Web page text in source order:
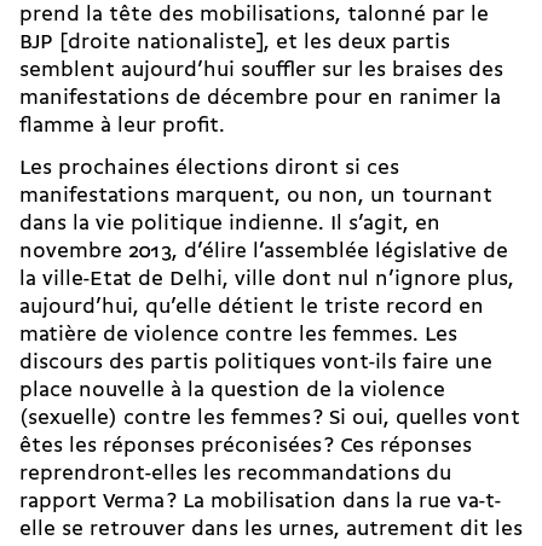
prend la tête des mobilisations, talonné par le
BJP [droite nationaliste], et les deux partis
semblent aujourd’hui souffler sur les braises des
manifestations de décembre pour en ranimer la
flamme à leur profit.
Les prochaines élections diront si ces
manifestations marquent, ou non, un tournant
dans la vie politique indienne. Il s’agit, en
novembre 2013, d’élire l’assemblée législative de
la ville-Etat de Delhi, ville dont nul n’ignore plus,
aujourd’hui, qu’elle détient le triste record en
matière de violence contre les femmes. Les
discours des partis politiques vont-ils faire une
place nouvelle à la question de la violence
(sexuelle) contre les femmes ? Si oui, quelles vont
êtes les réponses préconisées ? Ces réponses
reprendront-elles les recommandations du
rapport Verma ? La mobilisation dans la rue va-t-
elle se retrouver dans les urnes, autrement dit les